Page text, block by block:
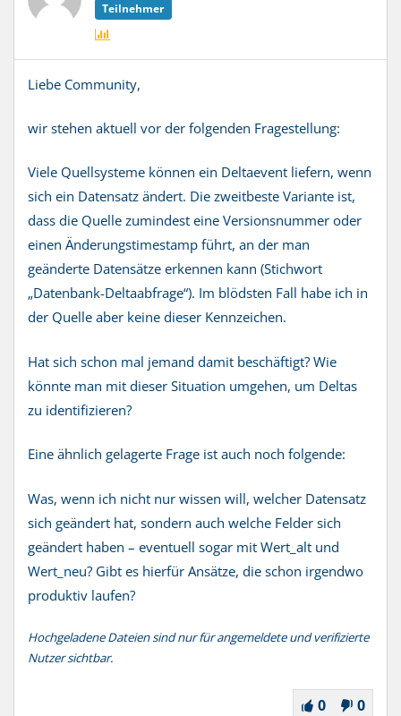
Teilnehmer
Liebe Community,
wir stehen aktuell vor der folgenden Fragestellung:
Viele Quellsysteme können ein Deltaevent liefern, wenn
sich ein Datensatz ändert. Die zweitbeste Variante ist,
dass die Quelle zumindest eine Versionsnummer oder
einen Änderungstimestamp führt, an der man
geänderte Datensätze erkennen kann (Stichwort
„Datenbank-Deltaabfrage“). Im blödsten Fall habe ich in
der Quelle aber keine dieser Kennzeichen.
Hat sich schon mal jemand damit beschäftigt? Wie
könnte man mit dieser Situation umgehen, um Deltas
zu identifizieren?
Eine ähnlich gelagerte Frage ist auch noch folgende:
Was, wenn ich nicht nur wissen will, welcher Datensatz
sich geändert hat, sondern auch welche Felder sich
geändert haben – eventuell sogar mit Wert_alt und
Wert_neu? Gibt es hierfür Ansätze, die schon irgendwo
produktiv laufen?
Hochgeladene Dateien sind nur für angemeldete und verifizierte
Nutzer sichtbar.
0 0